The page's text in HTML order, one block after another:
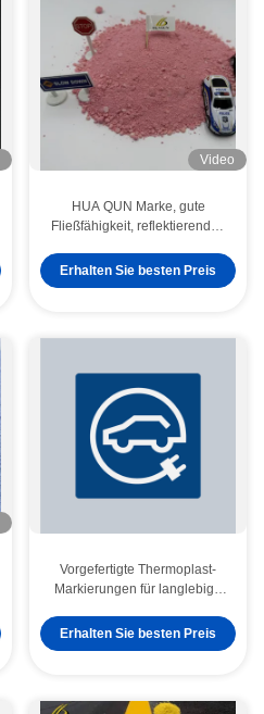
Video
HUA QUN Marke, gute
Fließfähigkeit, reflektierender,
Straßenmarkierungspulver-
Beschichtung
Erhalten Sie besten Preis
Vorgefertigte Thermoplast-
Markierungen für langlebige
Erhalten Sie besten Preis